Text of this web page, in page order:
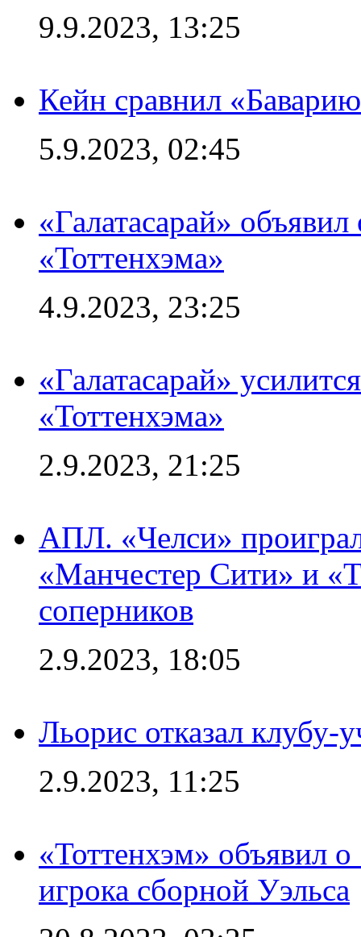
9.9.2023, 13:25
Кейн сравнил
5.9.2023, 02:45
«Галатасарай»
«Тоттенхэма»
4.9.2023, 23:25
«Галатасарай»
«Тоттенхэма»
2.9.2023, 21:25
АПЛ. «Челси»
«Манчестер Сити» и
соперников
2.9.2023, 18:05
Льорис отказал клубу-
2.9.2023, 11:25
«Тоттенхэм» объявил
игрока сборной Уэльса